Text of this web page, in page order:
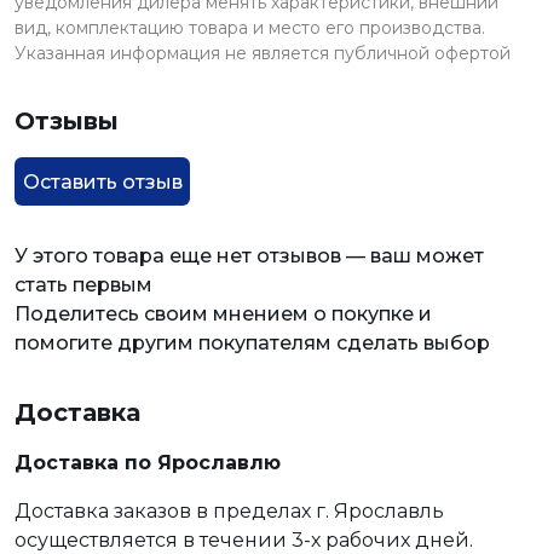
вид, комплектацию товара и место его производства.
Указанная информация не является публичной офертой
Отзывы
Оставить отзыв
У этого товара еще нет отзывов — ваш может
стать первым
Поделитесь своим мнением о покупке и
помогите другим покупателям сделать выбор
Доставка
Доставка по Ярославлю
Доставка заказов в пределах г. Ярославль
осуществляется в течении 3-х рабочих дней.